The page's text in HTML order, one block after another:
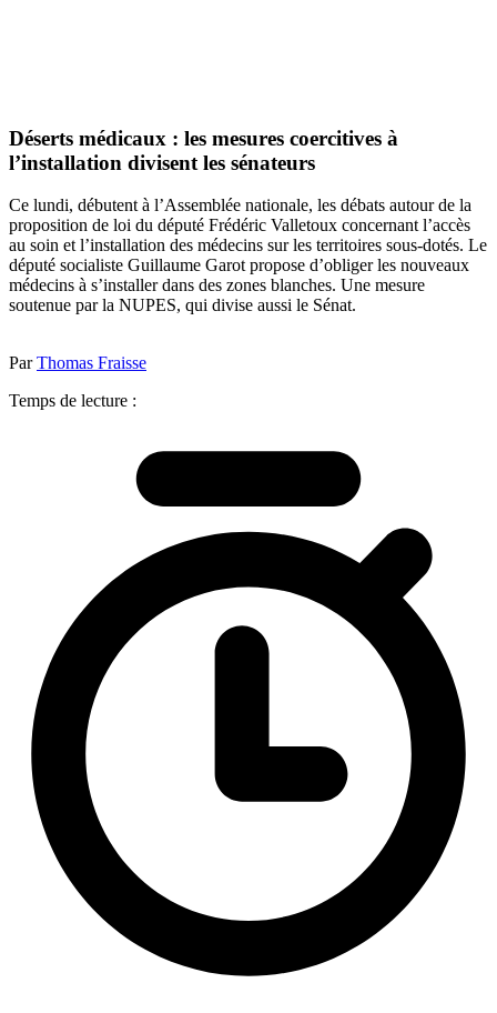
Déserts médicaux : les mesures coercitives à
l’installation divisent les sénateurs
Ce lundi, débutent à l’Assemblée nationale, les débats autour de la
proposition de loi du député Frédéric Valletoux concernant l’accès
au soin et l’installation des médecins sur les territoires sous-dotés. Le
député socialiste Guillaume Garot propose d’obliger les nouveaux
médecins à s’installer dans des zones blanches. Une mesure
soutenue par la NUPES, qui divise aussi le Sénat.
ParThomas Fraisse
Temps de lecture :